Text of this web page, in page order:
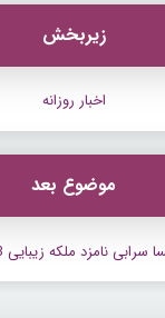
زیربخش
اخبار روزانه
موضوع بعد